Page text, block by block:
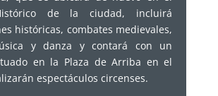
de la ciudad, incluirá
históricas, combates medievales,
y danza y contará con un
en la Plaza de Arriba en el
espectáculos circenses.